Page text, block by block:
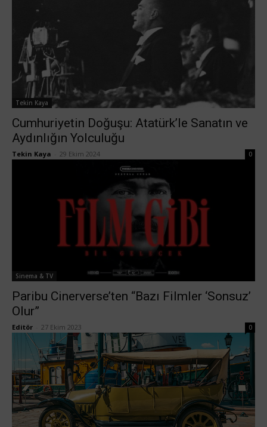
Tekin Kaya
Cumhuriyetin Doğuşu: Atatürk’le Sanatın ve
Aydınlığın Yolculuğu
Tekin Kaya 29 Ekim 2024 0
Sinema & TV
Paribu Cinerverse’ten “Bazı Filmler ‘Sonsuz’
Olur”
Editör 27 Ekim 2023 0